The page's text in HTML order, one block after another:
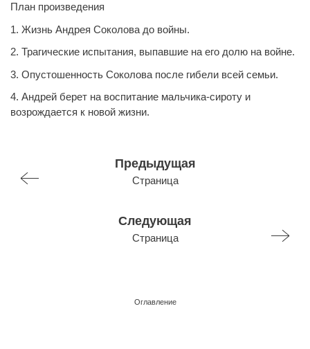
План произведения
1. Жизнь Андрея Соколова до войны.
2. Трагические испытания, выпавшие на его долю на войне.
3. Опустошенность Соколова после гибели всей семьи.
4. Андрей берет на воспитание мальчика-сироту и
возрождается к новой жизни.
Предыдущая
Страница
Следующая
Страница
Оглавление